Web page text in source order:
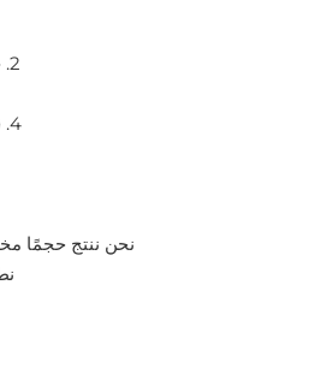
2. حجم مخصص لمتطلبات مختلفة
4. قبول العلامة التجارية المخصصة
نحن ننتج حجمًا